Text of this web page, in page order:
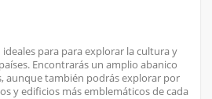
para para explorar la cultura y
Encontrarás un amplio abanico
aunque también podrás explorar por
y edificios más emblemáticos de cada